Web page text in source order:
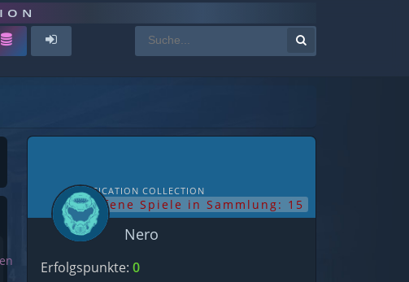
NOTIFICATION COLLECTION
offene Spiele in Sammlung: 15
Nero
Erfolgspunkte: 0